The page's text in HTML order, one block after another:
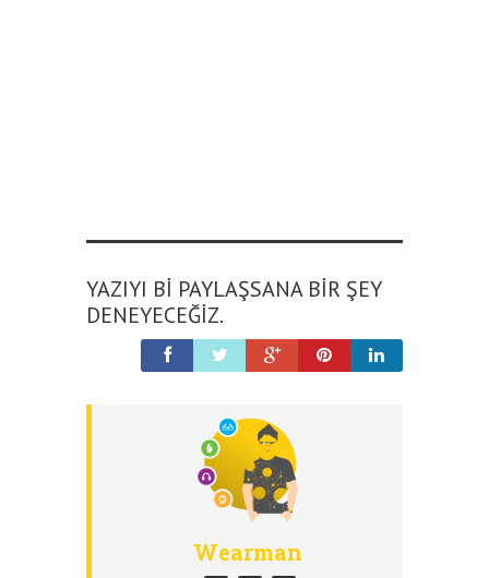
YAZIYI BI PAYLAŞSANA BIR ŞEY
DENEYECEĞIZ.
Wearman